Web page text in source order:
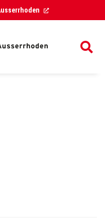
(External Link)